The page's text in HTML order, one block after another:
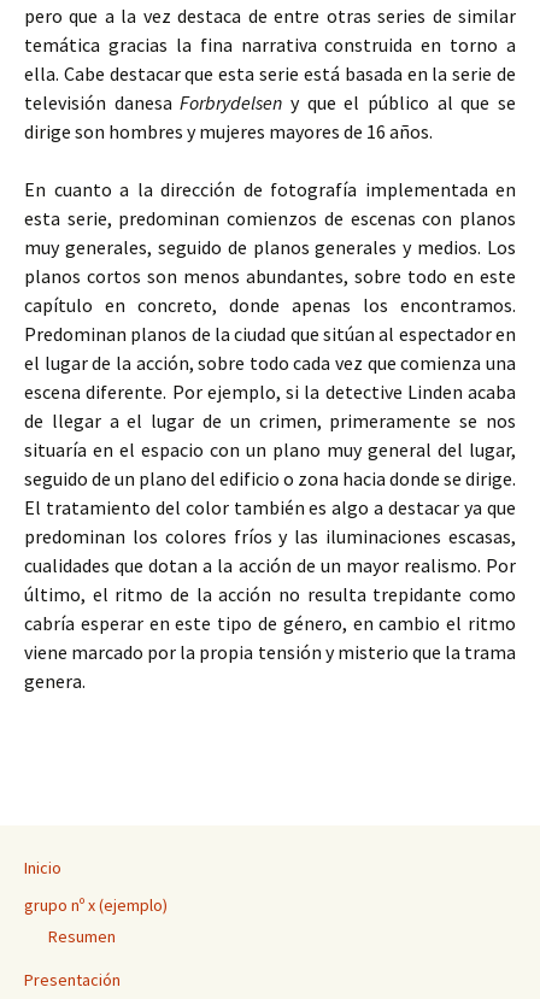
pero que a la vez destaca de entre otras series de similar
temática gracias la fina narrativa construida en torno a
ella. Cabe destacar que esta serie está basada en la serie de
televisión danesaForbrydelsen y que el público al que se
dirige son hombres y mujeres mayores de 16 años.
En cuanto a la dirección de fotografía implementada en
esta serie, predominan comienzos de escenas con planos
muy generales, seguido de planos generales y medios. Los
planos cortos son menos abundantes, sobre todo en este
capítulo en concreto, donde apenas los encontramos.
Predominan planos de la ciudad que sitúan al espectador en
el lugar de la acción, sobre todo cada vez que comienza una
escena diferente. Por ejemplo, si la detective Linden acaba
de llegar a el lugar de un crimen, primeramente se nos
situaría en el espacio con un plano muy general del lugar,
seguido de un plano del edificio o zona hacia donde se dirige.
El tratamiento del color también es algo a destacar ya que
predominan los colores fríos y las iluminaciones escasas,
cualidades que dotan a la acción de un mayor realismo. Por
último, el ritmo de la acción no resulta trepidante como
cabría esperar en este tipo de género, en cambio el ritmo
viene marcado por la propia tensión y misterio que la trama
genera.
Inicio
grupo nº x (ejemplo)
Resumen
Presentación